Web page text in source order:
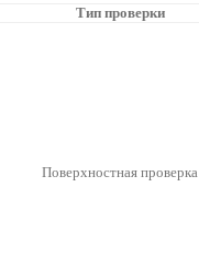
Тип проверки
Поверхностная проверка